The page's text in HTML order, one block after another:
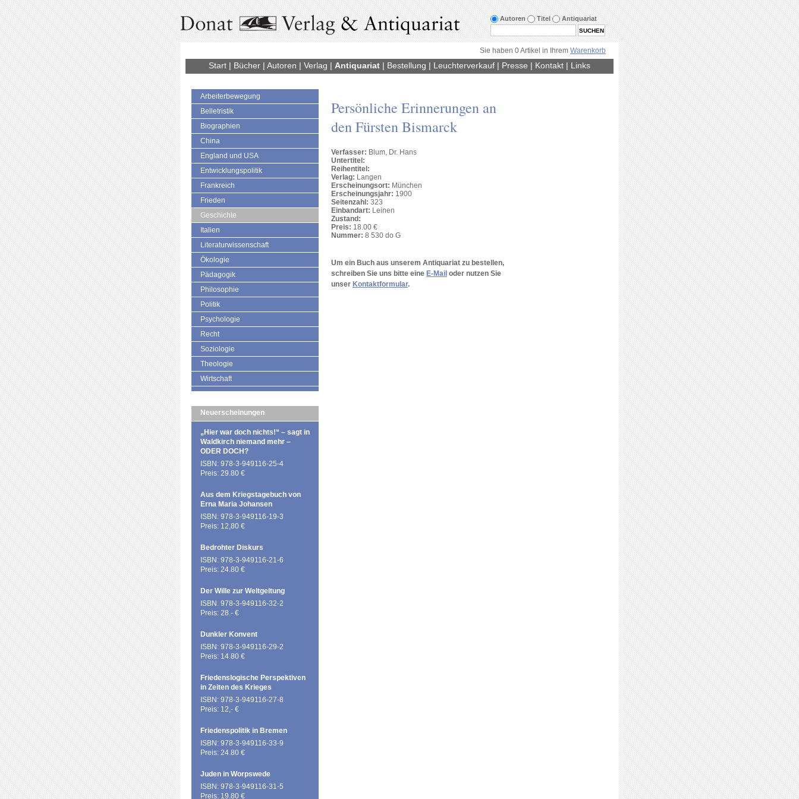
Autoren Titel Antiquariat
Sie haben 0 Artikel in Ihrem Warenkorb
Start | Bücher | Autoren | Verlag | Antiquariat | Bestellung | Leuchterverkauf | Presse | Kontakt | Links
Arbeiterbewegung
Belletristik
Biographien
China
England und USA
Entwicklungspolitik
Frankreich
Frieden
Geschichte
Italien
Literaturwissenschaft
Ökologie
Pädagogik
Philosophie
Politik
Psychologie
Recht
Soziologie
Theologie
Wirtschaft
Neuerscheinungen
„Hier war doch nichts!“ – sagt in
Waldkirch niemand mehr –
ODER DOCH?
ISBN: 978-3-949116-25-4
Preis: 29.80 €
Aus dem Kriegstagebuch von
Erna Maria Johansen
ISBN: 978-3-949116-19-3
Preis: 12,80 €
Bedrohter Diskurs
ISBN: 978-3-949116-21-6
Preis: 24.80 €
Der Wille zur Weltgeltung
ISBN: 978-3-949116-32-2
Preis: 28.- €
Dunkler Konvent
ISBN: 978-3-949116-29-2
Preis: 14.80 €
Friedenslogische Perspektiven
in Zeiten des Krieges
ISBN: 978-3-949116-27-8
Preis: 12,- €
Friedenspolitik in Bremen
ISBN: 978-3-949116-33-9
Preis: 24.80 €
Juden in Worpswede
ISBN: 978-3-949116-31-5
Preis: 19.80 €
Persönliche Erinnerungen an
den Fürsten Bismarck
Verfasser: Blum, Dr. Hans
Untertitel:
Reihentitel:
Verlag: Langen
Erscheinungsort: München
Erscheinungsjahr: 1900
Seitenzahl: 323
Einbandart: Leinen
Zustand:
Preis: 18.00 €
Nummer: 8 530 do G
Um ein Buch aus unserem Antiquariat zu bestellen,
schreiben Sie uns bitte eine E-Mail oder nutzen Sie
unser Kontaktformular.